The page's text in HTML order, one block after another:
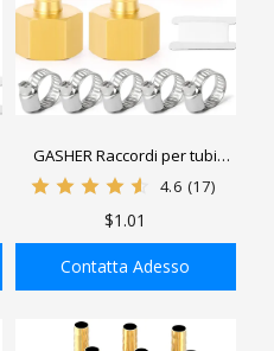
AGGIUNGI ALLA
GASHER Raccordi per tubi
dell'aria, Raccordi per tubi
con filettatura NPT femmina
4.6 (17)
$1.01
Contatta Adesso